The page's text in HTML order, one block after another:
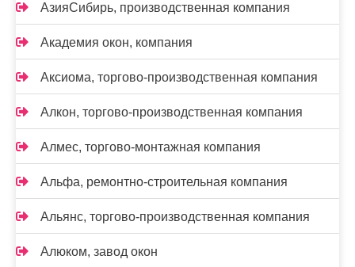
АзияСибирь, производственная компания
Академия окон, компания
Аксиома, торгово-производственная компания
Алкон, торгово-производственная компания
Алмес, торгово-монтажная компания
Альфа, ремонтно-строительная компания
Альянс, торгово-производственная компания
Алюком, завод окон